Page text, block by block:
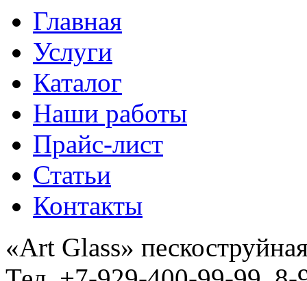
Главная
Услуги
Каталог
Наши работы
Прайс-лист
Статьи
Контакты
«Art Glass»